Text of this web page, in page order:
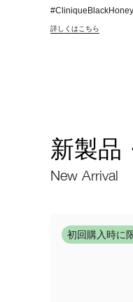
#CliniqueBlackHoney
詳しくはこちら
新製品
New Arrival
初回購入時に